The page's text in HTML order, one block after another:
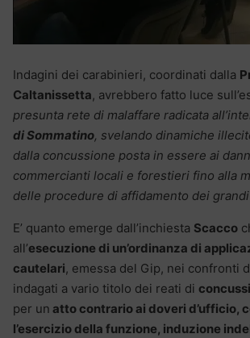
Indagini dei carabinieri, coordinati dalla
Caltanissetta, avrebbero fatto luce
presunta rete di malaffare radicata
di Sommatino, svelando dinamiche
dalla concussione posta in essere ai
commercianti locali e forestieri fino alla
delle procedure di affidamento dei
E’ quanto emerge dall’inchiesta Scacco
all’esecuzione di un’ordinanza di
cautelari, emessa del Gip, nei confronti
indagati a vario titolo dei reati di
per un atto contrario ai doveri d’ufficio,
l’esercizio della funzione, induzione